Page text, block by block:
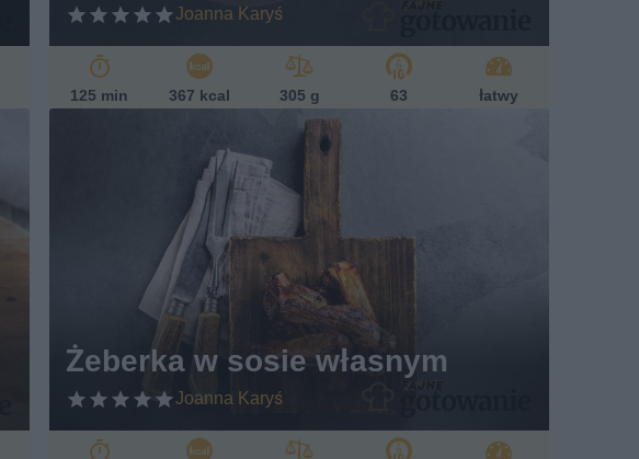
Joanna Karyś
125 min 367 kcal 305 g 63 łatwy
Żeberka w sosie własnym
Joanna Karyś